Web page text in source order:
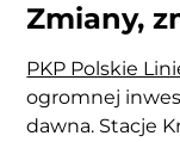
Zmiany,
PKP Polskie
ogromnej
dawna. Stacje